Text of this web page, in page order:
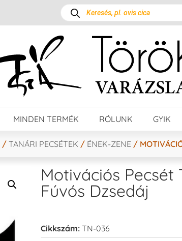
MINDEN TERMÉK RÓLUNK GYIK
/ TANÁRI PECSÉTEK / ÉNEK-ZENE /
Motivációs Pecsét
Fúvós Dzsedáj
Cikkszám: TN-036